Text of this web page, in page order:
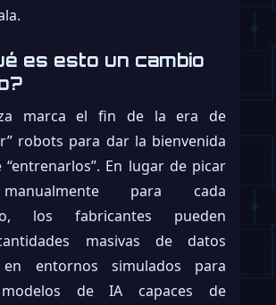
es esto un cambio
marca el fin de la era de
robots para dar la bienvenida
En lugar de picar
para cada
los fabricantes pueden
masivas de datos
en entornos simulados para
de IA capaces de